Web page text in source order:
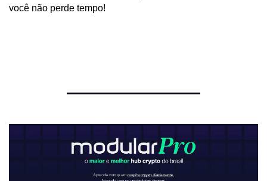
você não perde tempo!